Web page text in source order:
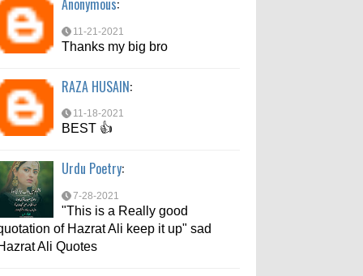
7-10-2021
6-6-2021
bahut acche se bataya
Anonymous:
11-21-2021
Thanks my big bro
RAZA HUSAIN:
11-18-2021
BEST 👍
Urdu Poetry:
7-28-2021
"This is a Really good
of Hazrat Ali keep it up" sad
Ali Quotes